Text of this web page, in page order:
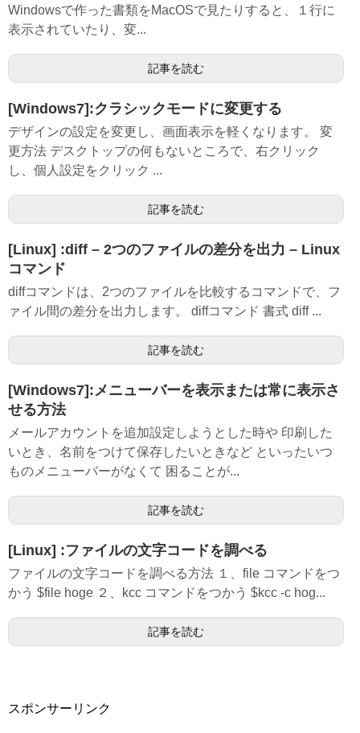
Windowsで作った書類をMacOSで見たりすると、１行に
表示されていたり、変...
記事を読む
[Windows7]:クラシックモードに変更する
デザインの設定を変更し、画面表示を軽くなります。 変
更方法 デスクトップの何もないところで、右クリック
し、個人設定をクリック ...
記事を読む
[Linux] :diff – 2つのファイルの差分を出力 – Linux
コマンド
diffコマンドは、2つのファイルを比較するコマンドで、フ
ァイル間の差分を出力します。 diffコマンド 書式 diff ...
記事を読む
[Windows7]:メニューバーを表示または常に表示さ
せる方法
メールアカウントを追加設定しようとした時や 印刷した
いとき、名前をつけて保存したいときなど といったいつ
ものメニューバーがなくて 困ることが...
記事を読む
[Linux] :ファイルの文字コードを調べる
ファイルの文字コードを調べる方法 １、file コマンドをつ
かう $file hoge ２、kcc コマンドをつかう $kcc -c hog...
記事を読む
スポンサーリンク